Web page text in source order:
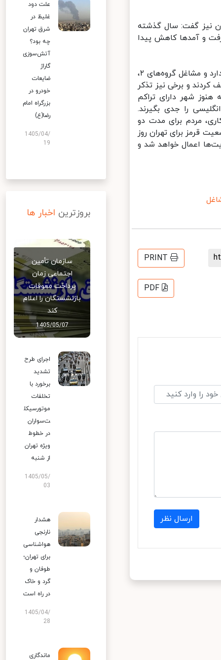
نیز گفت:‌ سال گذشته
و آمدها کاهش پیدا
کردند و برخی نیز تذکر
شهر دارای تراکم
را جدی بگیرند.
مردم برای مدت دو
قرمز برای تهران روز
اعمال خواهد شد و
PRINT
PDF
ارسال نظر
علت دود
غلیظ در
شرق تهران
چه بود؟
آتش‌سوزی
گاراژ
ضایعات
خودرو در
بزرگراه امام
رضا(ع)
1405/04/
19
بروزترین اخبار ها
سازمان تأمین
اجتماعی زمان
پرداخت معوقات
بازنشستگان را اعلام
کند
1405/05/07
اجرای طرح
تشدید
برخورد با
تخلفات
موتورسیکل
ت‌سواران
در خطوط
ویژه تهران
از شنبه
1405/05/
03
هشدار
نارنجی
هواشناسی
برای تهران؛
طوفان و
گرد و خاک
در راه است
1405/04/
28
ماندگاری